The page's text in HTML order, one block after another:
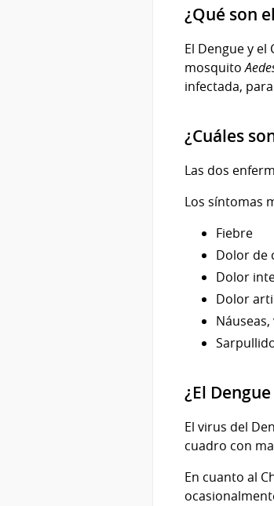
¿Qué son
El Dengue y
mosquito
infectada,
¿Cuáles
Las dos
Los síntomas
Fiebre
Dolor de
Dolor
Dolor
¿El
El virus del
cuadro con
En cuanto al